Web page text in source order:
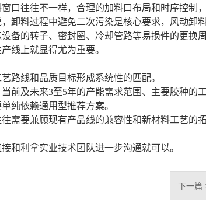
口往往不一样，合理的加料口布局和时序控制
卸料过程中避免二次污染是核心要求，风动卸
备的转子、密封圈、冷却管路等易损件的更换
线上就显得尤为重要。
路线和品质目标形成系统性的匹配。
前及未来3至5年的产能需求范围、主要胶种的
纯依赖通用型推荐方案。
需要兼顾现有产品线的兼容性和新材料工艺的
和利拿实业技术团队进一步沟通就可以。
下一篇